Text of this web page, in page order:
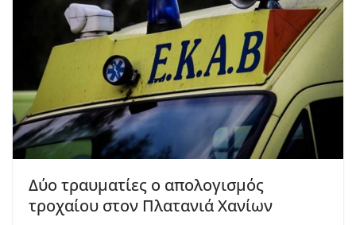
Δύο τραυματίες ο απολογισμός
τροχαίου στον Πλατανιά Χανίων